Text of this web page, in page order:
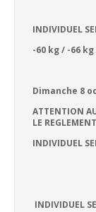
INDIVIDUEL
-60 kg / -66
Dimanche 8
ATTENTION
LE REGLEMENT
INDIVIDUEL
-48kg
INDIVIDUEL